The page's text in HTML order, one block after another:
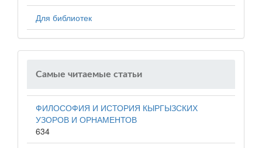
Для библиотек
Самые читаемые статьи
ФИЛОСОФИЯ И ИСТОРИЯ КЫРГЫЗСКИХ
УЗОРОВ И ОРНАМЕНТОВ
634